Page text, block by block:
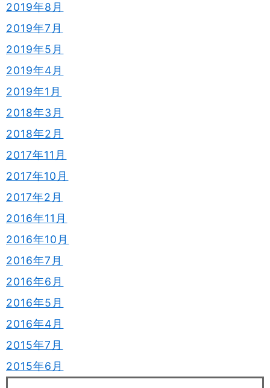
2019年8月
2019年7月
2019年5月
2019年4月
2019年1月
2018年3月
2018年2月
2017年11月
2017年10月
2017年2月
2016年11月
2016年10月
2016年7月
2016年6月
2016年5月
2016年4月
2015年7月
2015年6月